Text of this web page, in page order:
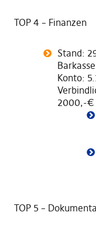
TOP 4 – Finanzen
Stand:
Konto:
2000,-€
TOP 5 –